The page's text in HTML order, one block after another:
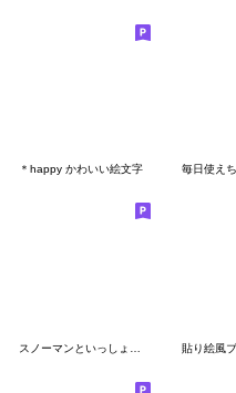
＊happy かわいい絵文字